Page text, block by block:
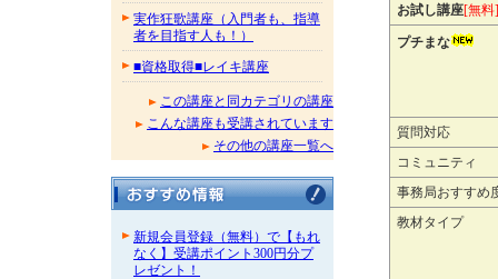
実作狂歌講座（入門者も、指導
者を目指す人も！）
■資格取得■レイキ講座
この講座と同カテゴリの講座
こんな講座も受講されています
その他の講座一覧へ
新規会員登録（無料）で【もれ
なく】受講ポイント300円分プ
レゼント！
お試し講座[無料]
プチまな
質問対応
コミュニティ
事務局おすすめ
教材タイプ